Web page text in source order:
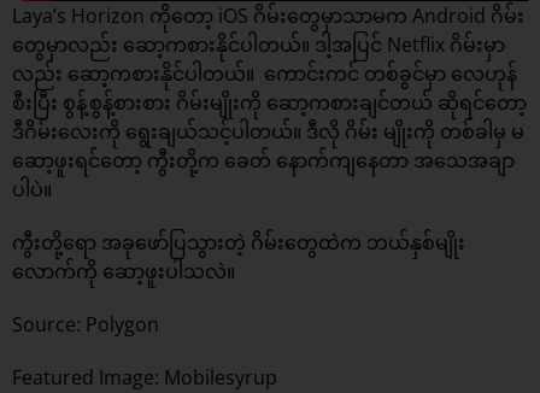
Laya’s Horizon ကိုတော့ iOS ဂိမ်းတွေမှာသာမက Android ဂိမ်း
တွေမှာလည်း ဆော့ကစားနိုင်ပါတယ်။ ဒါ့အပြင် Netflix ဂိမ်းမှာ
လည်း ဆော့ကစားနိုင်ပါတယ်။ ကောင်းကင် တစ်ခွင်မှာ လေဟုန်
စီးပြီး စွန့်စွန့်စားစား ဂိမ်းမျိုးကို ဆော့ကစားချင်တယ် ဆိုရင်တော့
ဒီဂိမ်းလေးကို ရွေးချယ်သင့်ပါတယ်။ ဒီလို ဂိမ်း မျိုးကို တစ်ခါမှ မ
ဆော့ဖူးရင်တော့ ကွီးတို့က ခေတ် နောက်ကျနေတာ အသေအချာ
ပါပဲ။
ကွီးတို့ရော အခုဖော်ပြသွားတဲ့ ဂိမ်းတွေထဲက ဘယ်နှစ်မျိုး
လောက်ကို ဆော့ဖူးပါသလဲ။​
Source: Polygon
Featured Image: Mobilesyrup